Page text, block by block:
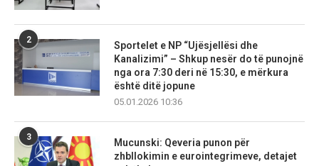
2
Sportelet e NP “Ujësjellësi dhe
Kanalizimi” – Shkup nesër do të punojnë
nga ora 7:30 deri në 15:30, e mërkura
është ditë jopune
05.01.2026 10:36
3
Mucunski: Qeveria punon për
zhbllokimin e eurointegrimeve, detajet